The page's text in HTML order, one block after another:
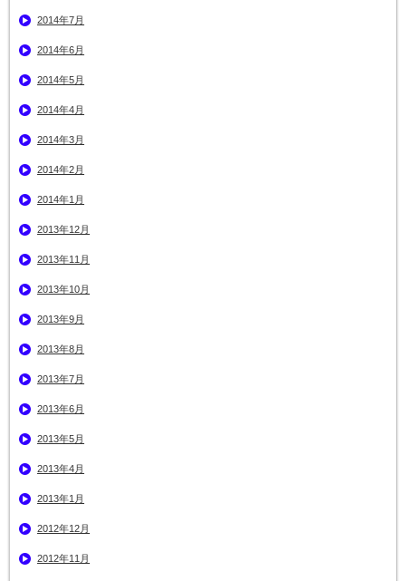
2014年7月
2014年6月
2014年5月
2014年4月
2014年3月
2014年2月
2014年1月
2013年12月
2013年11月
2013年10月
2013年9月
2013年8月
2013年7月
2013年6月
2013年5月
2013年4月
2013年1月
2012年12月
2012年11月